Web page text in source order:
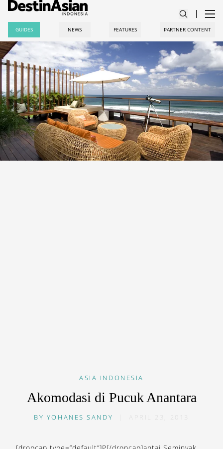
GUIDES NEWS FEATURES PARTNER CONTENT
ASIA INDONESIA
Akomodasi di Pucuk Anantara
BY YOHANES SANDY APRIL 23, 2013